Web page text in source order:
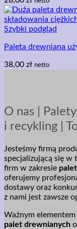
Szybki podgląd
Paleta drewniana
38,00 zł netto
O nas |
i recykling |
Jesteśmy firmą
specjalizującą się w
firm w zakresie
oferujemy
dostawy oraz
z nami jest zawsze
Ważnym
palet drewnianych